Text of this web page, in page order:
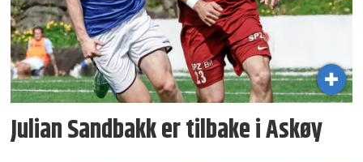
Julian Sandbakk er tilbake i Askøy